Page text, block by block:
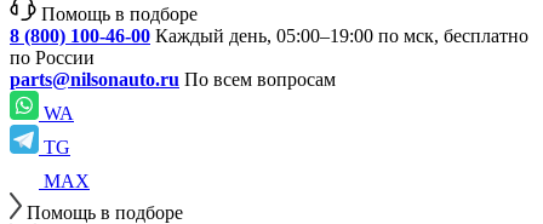
Помощь в подборе
8 (800) 100-46-00 Каждый день, 05:00–19:00 по мск, бесплатно
по России
parts@nilsonauto.ru По всем вопросам
WA
TG
MAX
Помощь в подборе